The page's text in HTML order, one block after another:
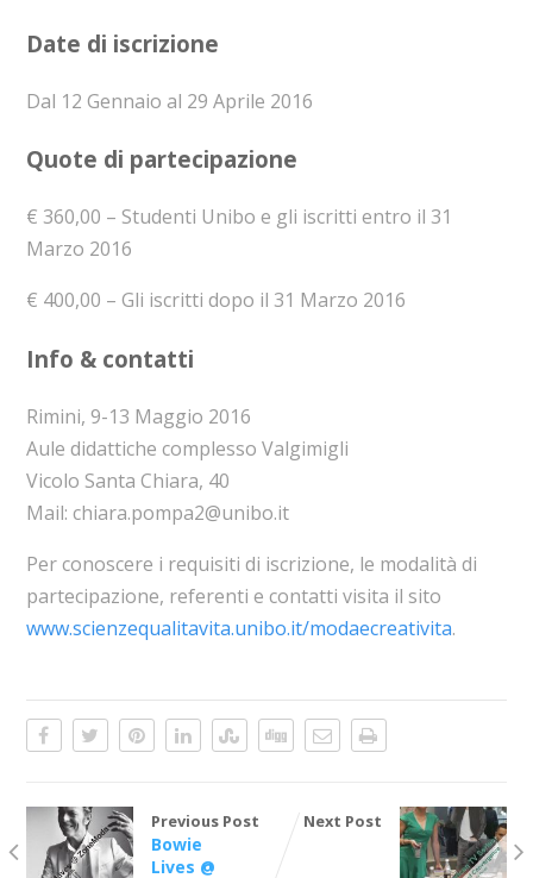
Date di iscrizione
Dal 12 Gennaio al 29 Aprile 2016
Quote di partecipazione
€ 360,00 – Studenti Unibo e gli iscritti entro il 31
Marzo 2016
€ 400,00 – Gli iscritti dopo il 31 Marzo 2016
Info & contatti
Rimini, 9-13 Maggio 2016
Aule didattiche complesso Valgimigli
Vicolo Santa Chiara, 40
Mail: chiara.pompa2@unibo.it
Per conoscere i requisiti di iscrizione, le modalità di
partecipazione, referenti e contatti visita il sito
www.scienzequalitavita.unibo.it/modaecreativita.
Previous Post
Bowie
Lives @
Next Post